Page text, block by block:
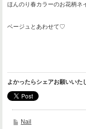
ほんのり春カラーのお花柄ネ
ベージュとあわせて♡
よかったらシェアお願いいた
Nail